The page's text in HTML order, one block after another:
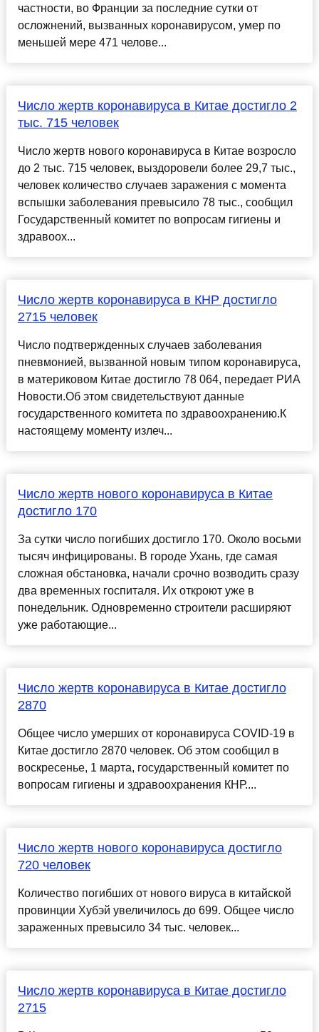
частности, во Франции за последние сутки от
осложнений, вызванных коронавирусом, умер по
меньшей мере 471 челове...
Число жертв коронавируса в Китае достигло 2
тыс. 715 человек
Число жертв нового коронавируса в Китае возросло
до 2 тыс. 715 человек, выздоровели более 29,7 тыс.,
человек количество случаев заражения с момента
вспышки заболевания превысило 78 тыс., сообщил
Государственный комитет по вопросам гигиены и
здравоох...
Число жертв коронавируса в КНР достигло
2715 человек
Число подтвержденных случаев заболевания
пневмонией, вызванной новым типом коронавируса,
в материковом Китае достигло 78 064, передает РИА
Новости.Об этом свидетельствуют данные
государственного комитета по здравоохранению.К
настоящему моменту излеч...
Число жертв нового коронавируса в Китае
достигло 170
За сутки число погибших достигло 170. Около восьми
тысяч инфицированы. В городе Ухань, где самая
сложная обстановка, начали срочно возводить сразу
два временных госпиталя. Их откроют уже в
понедельник. Одновременно строители расширяют
уже работающие...
Число жертв коронавируса в Китае достигло
2870
Общее число умерших от коронавируса COVID-19 в
Китае достигло 2870 человек. Об этом сообщил в
воскресенье, 1 марта, государственный комитет по
вопросам гигиены и здравоохранения КНР....
Число жертв нового коронавируса достигло
720 человек
Количество погибших от нового вируса в китайской
провинции Хубэй увеличилось до 699. Общее число
зараженных превысило 34 тыс. человек...
Число жертв коронавируса в Китае достигло
2715